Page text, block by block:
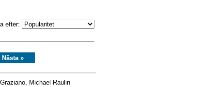
efter:
Nästa »
Michael Raulin